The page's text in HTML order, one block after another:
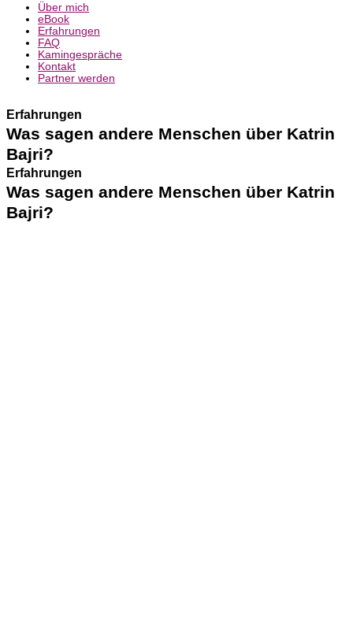
Über mich
eBook
Erfahrungen
FAQ
Kamingespräche
Kontakt
Partner werden
Erfahrungen
Was sagen andere Menschen über Katrin
Bajri?
Erfahrungen
Was sagen andere Menschen über Katrin
Bajri?